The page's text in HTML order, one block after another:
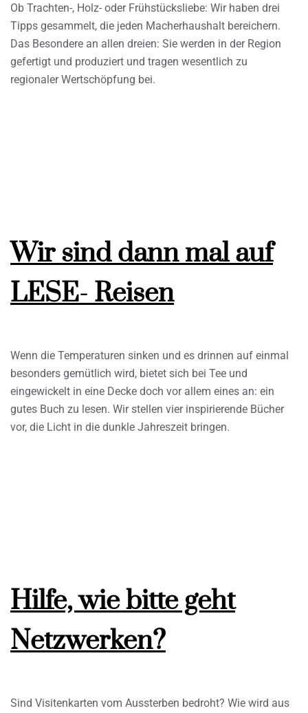
Ob Trachten-, Holz- oder Frühstücksliebe: Wir haben drei
Tipps gesammelt, die jeden Macherhaushalt bereichern.
Das Besondere an allen dreien: Sie werden in der Region
gefertigt und produziert und tragen wesentlich zu
regionaler Wertschöpfung bei.
Wir sind dann mal auf
LESE- Reisen
Wenn die Temperaturen sinken und es drinnen auf einmal
besonders gemütlich wird, bietet sich bei Tee und
eingewickelt in eine Decke doch vor allem eines an: ein
gutes Buch zu lesen. Wir stellen vier inspirierende Bücher
vor, die Licht in die dunkle Jahreszeit bringen.
Hilfe, wie bitte geht
Netzwerken?
Sind Visitenkarten vom Aussterben bedroht? Wie wird aus